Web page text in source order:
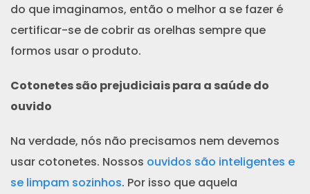
do que imaginamos, então o melhor a se fazer é
certificar-se de cobrir as orelhas sempre que
formos usar o produto.
Cotonetes são prejudiciais para a saúde do
ouvido
Na verdade, nós não precisamos nem devemos
usar cotonetes. Nossos ouvidos são inteligentes e
se limpam sozinhos. Por isso que aquela